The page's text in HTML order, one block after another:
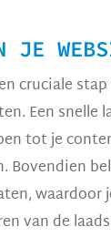
JE
cruciale
Een
tot je
Bovendien
waardoor
van de